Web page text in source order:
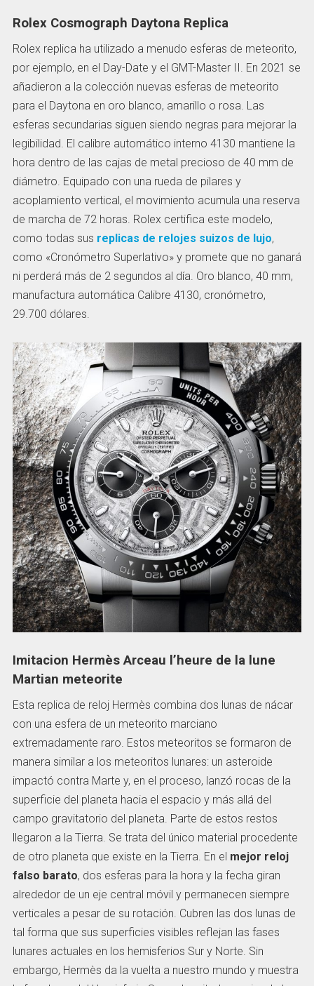
Rolex Cosmograph Daytona Replica
Rolex replica ha utilizado a menudo esferas de meteorito,
por ejemplo, en el Day-Date y el GMT-Master II. En 2021 se
añadieron a la colección nuevas esferas de meteorito
para el Daytona en oro blanco, amarillo o rosa. Las
esferas secundarias siguen siendo negras para mejorar la
legibilidad. El calibre automático interno 4130 mantiene la
hora dentro de las cajas de metal precioso de 40 mm de
diámetro. Equipado con una rueda de pilares y
acoplamiento vertical, el movimiento acumula una reserva
de marcha de 72 horas. Rolex certifica este modelo,
como todas sus replicas de relojes suizos de lujo,
como «Cronómetro Superlativo» y promete que no ganará
ni perderá más de 2 segundos al día. Oro blanco, 40 mm,
manufactura automática Calibre 4130, cronómetro,
29.700 dólares.
Imitacion Hermès Arceau l’heure de la lune
Martian meteorite
Esta replica de reloj Hermès combina dos lunas de nácar
con una esfera de un meteorito marciano
extremadamente raro. Estos meteoritos se formaron de
manera similar a los meteoritos lunares: un asteroide
impactó contra Marte y, en el proceso, lanzó rocas de la
superficie del planeta hacia el espacio y más allá del
campo gravitatorio del planeta. Parte de estos restos
llegaron a la Tierra. Se trata del único material procedente
de otro planeta que existe en la Tierra. En el mejor reloj
falso barato, dos esferas para la hora y la fecha giran
alrededor de un eje central móvil y permanecen siempre
verticales a pesar de su rotación. Cubren las dos lunas de
tal forma que sus superficies visibles reflejan las fases
lunares actuales en los hemisferios Sur y Norte. Sin
embargo, Hermès da la vuelta a nuestro mundo y muestra